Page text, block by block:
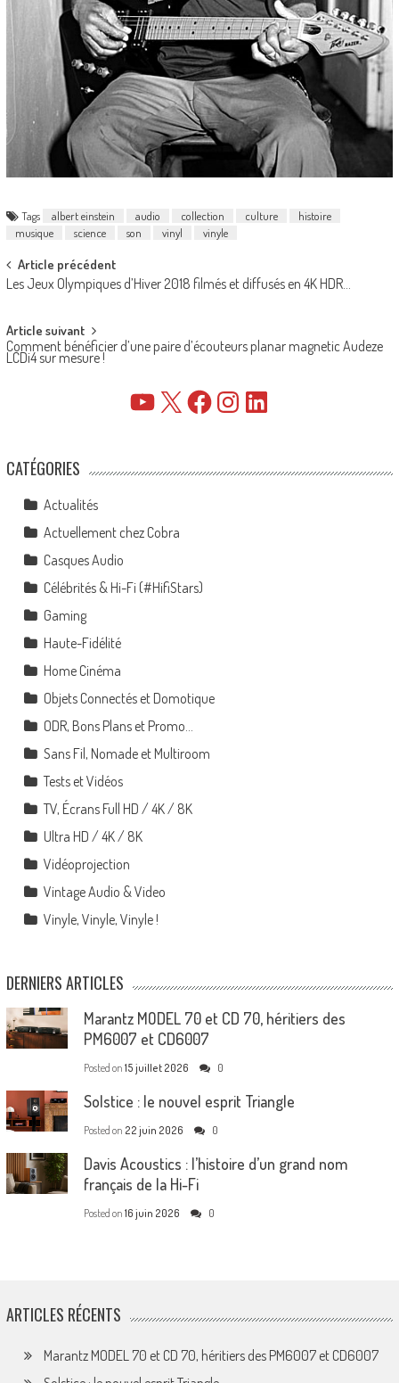
Tags albert einstein audio collection culture
histoire
musique
science son vinyl vinyle
Post
navigation
Article précédent
Les Jeux Olympiques d’Hiver 2018 filmés et diffusés en 4K HDR…
Article suivant
Comment bénéficier d’une paire d’écouteurs planar magnetic Audeze
LCDi4 sur mesure !
YouTube FacebookInstagramLinkedIn
CATÉGORIES
Actualités
Actuellement chez Cobra
Casques Audio
Célébrités & Hi-Fi (#HifiStars)
Gaming
Haute-Fidélité
Home Cinéma
Objets Connectés et Domotique
ODR, Bons Plans et Promo…
Sans Fil, Nomade et Multiroom
Tests et Vidéos
TV, Écrans Full HD / 4K / 8K
Ultra HD / 4K / 8K
Vidéoprojection
Vintage Audio & Video
Vinyle, Vinyle, Vinyle !
DERNIERS ARTICLES
Marantz MODEL 70 et CD 70, héritiers des
PM6007 et CD6007
Posted on 15 juillet 2026 0
Solstice : le nouvel esprit Triangle
Posted on 22 juin 2026 0
Davis Acoustics : l’histoire d’un grand nom
français de la Hi-Fi
Posted on 16 juin 2026 0
ARTICLES RÉCENTS
Marantz MODEL 70 et CD 70, héritiers des PM6007 et CD6007